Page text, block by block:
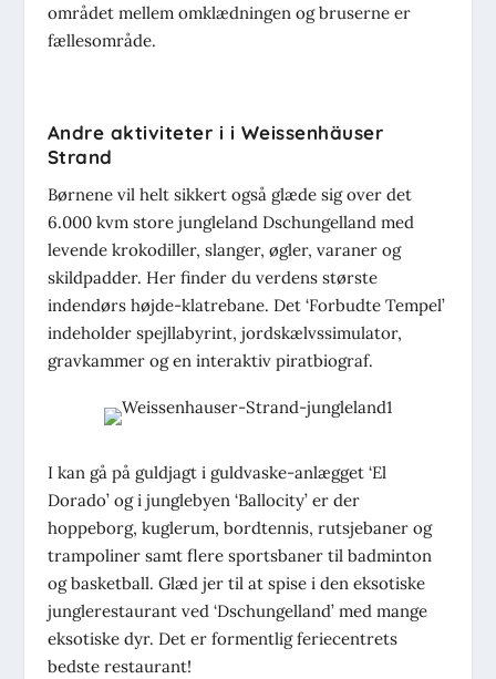
området mellem omklædningen og bruserne er
fællesområde.
Andre aktiviteter i i Weissenhäuser
Strand
Børnene vil helt sikkert også glæde sig over det
6.000 kvm store jungleland Dschungelland med
levende krokodiller, slanger, øgler, varaner og
skildpadder. Her finder du verdens største
indendørs højde-klatrebane. Det ‘Forbudte Tempel’
indeholder spejllabyrint, jordskælvssimulator,
gravkammer og en interaktiv piratbiograf.
I kan gå på guldjagt i guldvaske-anlægget ‘El
Dorado’ og i junglebyen ‘Ballocity’ er der
hoppeborg, kuglerum, bordtennis, rutsjebaner og
trampoliner samt flere sportsbaner til badminton
og basketball. Glæd jer til at spise i den eksotiske
junglerestaurant ved ‘Dschungelland’ med mange
eksotiske dyr. Det er formentlig feriecentrets
bedste restaurant!